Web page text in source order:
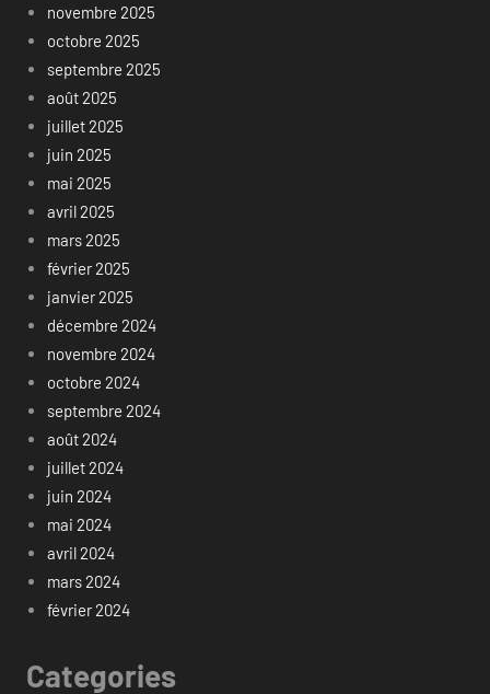
novembre 2025
octobre 2025
septembre 2025
août 2025
juillet 2025
juin 2025
mai 2025
avril 2025
mars 2025
février 2025
janvier 2025
décembre 2024
novembre 2024
octobre 2024
septembre 2024
août 2024
juillet 2024
juin 2024
mai 2024
avril 2024
mars 2024
février 2024
Categories